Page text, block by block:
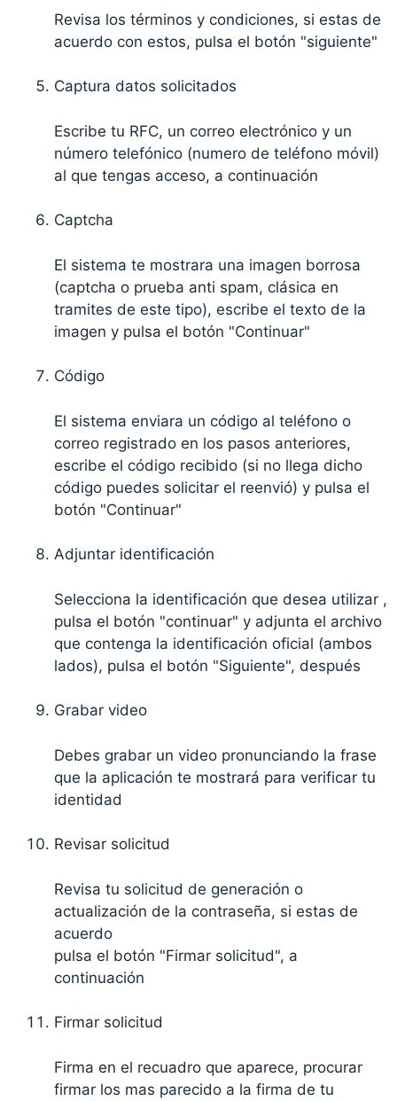
Revisa los términos y condiciones, si estas de
acuerdo con estos, pulsa el botón "siguiente"
Captura datos solicitados
Escribe tu RFC, un correo electrónico y un
número telefónico (numero de teléfono móvil)
al que tengas acceso, a continuación
Captcha
El sistema te mostrara una imagen borrosa
(captcha o prueba anti spam, clásica en
tramites de este tipo), escribe el texto de la
imagen y pulsa el botón "Continuar"
Código
El sistema enviara un código al teléfono o
correo registrado en los pasos anteriores,
escribe el código recibido (si no llega dicho
código puedes solicitar el reenvió) y pulsa el
botón "Continuar"
Adjuntar identificación
Selecciona la identificación que desea utilizar ,
pulsa el botón "continuar" y adjunta el archivo
que contenga la identificación oficial (ambos
lados), pulsa el botón "Siguiente", después
Grabar video
Debes grabar un video pronunciando la frase
que la aplicación te mostrará para verificar tu
identidad
Revisar solicitud
Revisa tu solicitud de generación o
actualización de la contraseña, si estas de
acuerdo
pulsa el botón "Firmar solicitud", a
continuación
Firmar solicitud
Firma en el recuadro que aparece, procurar
firmar los mas parecido a la firma de tu